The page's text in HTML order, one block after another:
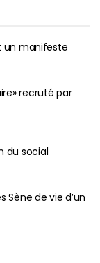
un manifeste
recruté par
du social
Sène de vie d’un